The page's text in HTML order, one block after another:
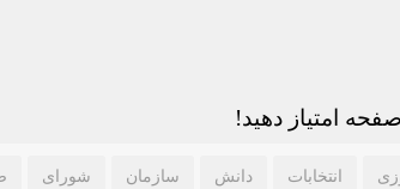
امتیاز دهید!
انتخابات دانش سازمان شورای